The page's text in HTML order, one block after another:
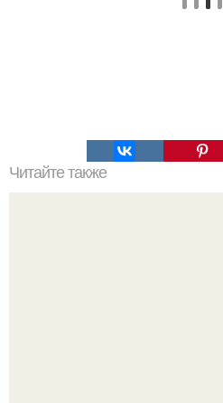
Читайте также